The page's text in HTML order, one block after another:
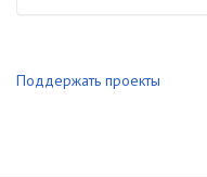
Поддержать проекты